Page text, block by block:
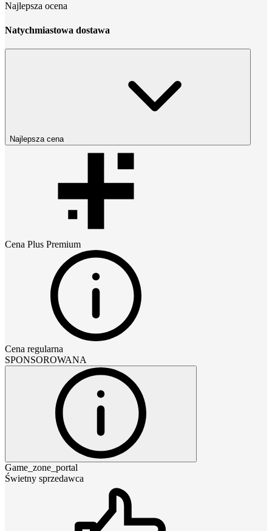
Najlepsza ocena
Natychmiastowa dostawa
Najlepsza cena
Cena Plus Premium
Cena regularna
SPONSOROWANA
Game_zone_portal
Świetny sprzedawca